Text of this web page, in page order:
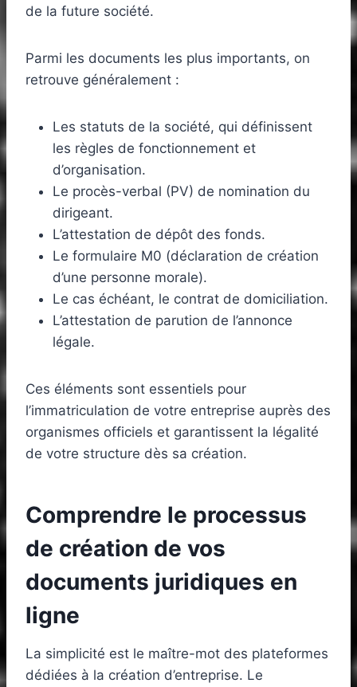
de la future société.
Parmi les documents les plus importants, on
retrouve généralement :
Les statuts de la société, qui définissent
les règles de fonctionnement et
d’organisation.
Le procès-verbal (PV) de nomination du
dirigeant.
L’attestation de dépôt des fonds.
Le formulaire M0 (déclaration de création
d’une personne morale).
Le cas échéant, le contrat de domiciliation.
L’attestation de parution de l’annonce
légale.
Ces éléments sont essentiels pour
l’immatriculation de votre entreprise auprès des
organismes officiels et garantissent la légalité
de votre structure dès sa création.
Comprendre le processus
de création de vos
documents juridiques en
ligne
La simplicité est le maître-mot des plateformes
dédiées à la création d’entreprise. Le